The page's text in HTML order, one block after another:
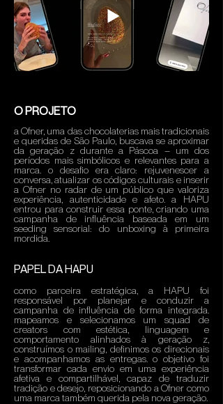
O PROJETO
a Ofner, uma das chocolaterias mais tradicionais
e queridas de São Paulo, buscava se aproximar
da geração z durante a Páscoa – um dos
períodos mais simbólicos e relevantes para a
marca. o desafio era claro: rejuvenescer a
conversa, atualizar os códigos culturais e inserir
a Ofner no radar de um público que valoriza
experiência, autenticidade e afeto. a HAPU
entrou para construir essa ponte, criando uma
campanha de influência baseada em um
seeding sensorial: do unboxing à primeira
mordida.
PAPEL DA HAPU
como parceira estratégica, a HAPU foi
responsável por planejar e conduzir a
campanha de influência de forma integrada.
mapeamos e selecionamos um squad de
creators com estética, linguagem e
comportamento alinhados à geração z,
construímos o mailing, definimos os direcionais
e acompanhamos as entregas. o objetivo foi
transformar cada envio em uma experiência
afetiva e compartilhável, capaz de traduzir
tradição e desejo, reposicionando a Ofner como
uma marca também querida pela nova geração.